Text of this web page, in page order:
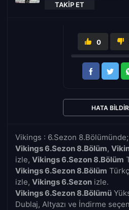
TAKIP ET
Vikings : 6.Sezon 8.Bölümünde;
Vikings 6.Sezon 8.Bölüm,
izle, Vikings 6.Sezon 8.Bölüm
Vikings 6.Sezon 8.Bölüm
izle, Vikings 6.Sezon izle.
Vikings 6.Sezon 8.Bölümü
Dublaj, Altyazı ve İndirme
0
HATA BILDIR